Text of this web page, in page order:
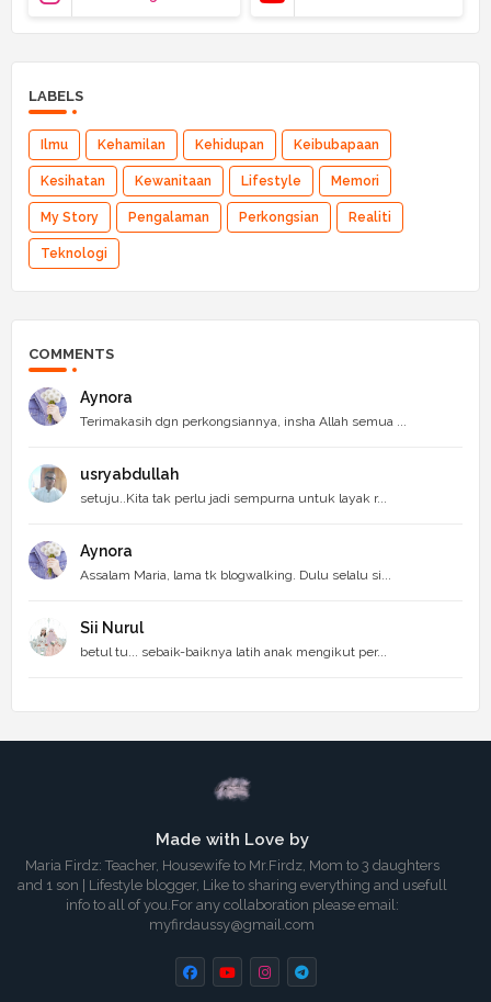
LABELS
Ilmu Kehamilan Kehidupan Keibubapaan
Kesihatan Kewanitaan Lifestyle Memori
My Story Pengalaman Perkongsian Realiti
Teknologi
COMMENTS
Aynora
Terimakasih dgn perkongsiannya, insha Allah semua ...
usryabdullah
setuju..Kita tak perlu jadi sempurna untuk layak r...
Aynora
Assalam Maria, lama tk blogwalking. Dulu selalu si...
Sii Nurul
betul tu... sebaik-baiknya latih anak mengikut per...
Made with Love by
Maria Firdz: Teacher, Housewife to Mr.Firdz, Mom to 3 daughters
and 1 son | Lifestyle blogger, Like to sharing everything and usefull
info to all of you.For any collaboration please email:
myfirdaussy@gmail.com